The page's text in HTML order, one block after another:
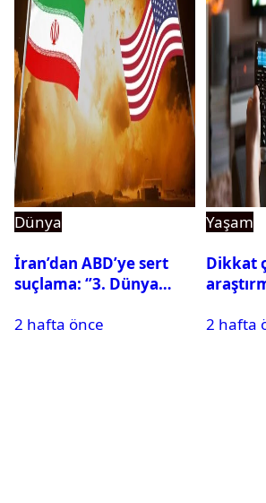
Dünya
İran’dan ABD’ye sert
suçlama: ‘’3. Dünya
silahları kullandılar’’
2 hafta önce
Yaşam
Dikkat
beyni
2 hafta